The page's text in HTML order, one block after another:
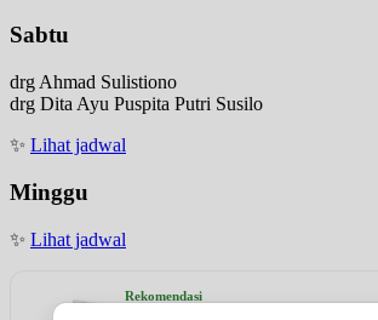
Sabtu
drg Ahmad Sulistiono
drg Dita Ayu Puspita Putri Susilo
✨ Lihat jadwal
Minggu
✨ Lihat jadwal
Rekomendasi